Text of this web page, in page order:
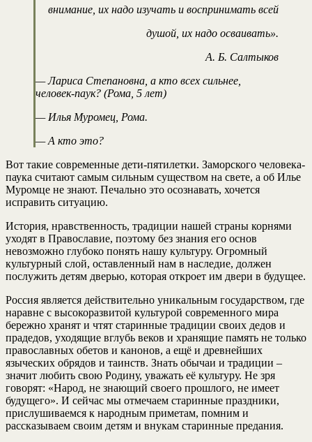
внимание, их надо изучать и воспринимать всей
душой, их надо осваивать».
А. Б. Салтыков
— Лариса Степановна, а кто всех сильнее,
человек-паук? (Рома, 5 лет)
— Илья Муромец, Рома.
— А кто это?
Вот такие современные дети-пятилетки. Заморского человека-
паука считают самым сильным существом на свете, а об Илье
Муромце не знают. Печально это осознавать, хочется
исправить ситуацию.
История, нравственность, традиции нашей страны корнями
уходят в Православие, поэтому без знания его основ
невозможно глубоко понять нашу культуру. Огромный
культурный слой, оставленный нам в наследие, должен
послужить детям дверью, которая откроет им двери в будущее.
Россия является действительно уникальным государством, где
наравне с высокоразвитой культурой современного мира
бережно хранят и чтят старинные традиции своих дедов и
прадедов, уходящие вглубь веков и хранящие память не только
православных обетов и канонов, а ещё и древнейших
языческих обрядов и таинств. Знать обычаи и традиции –
значит любить свою Родину, уважать её культуру. Не зря
говорят: «Народ, не знающий своего прошлого, не имеет
будущего». И сейчас мы отмечаем старинные праздники,
прислушиваемся к народным приметам, помним и
рассказываем своим детям и внукам старинные предания.